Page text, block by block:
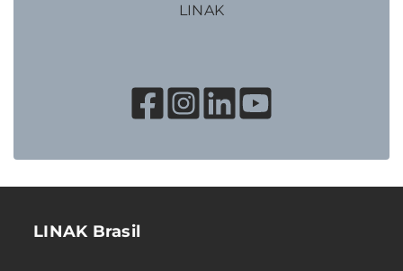
LINAK
LINAK Brasil